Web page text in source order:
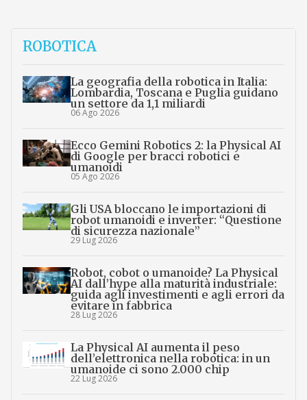
ROBOTICA
La geografia della robotica in Italia:
Lombardia, Toscana e Puglia guidano
un settore da 1,1 miliardi
06 Ago 2026
Ecco Gemini Robotics 2: la Physical AI
di Google per bracci robotici e
umanoidi
05 Ago 2026
Gli USA bloccano le importazioni di
robot umanoidi e inverter: “Questione
di sicurezza nazionale”
29 Lug 2026
Robot, cobot o umanoide? La Physical
AI dall’hype alla maturità industriale:
guida agli investimenti e agli errori da
evitare in fabbrica
28 Lug 2026
La Physical AI aumenta il peso
dell’elettronica nella robotica: in un
umanoide ci sono 2.000 chip
22 Lug 2026